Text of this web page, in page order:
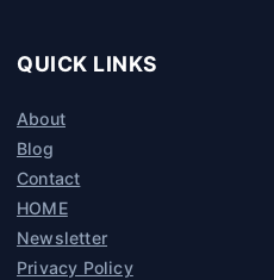
QUICK LINKS
About
Blog
Contact
HOME
Newsletter
Privacy Policy